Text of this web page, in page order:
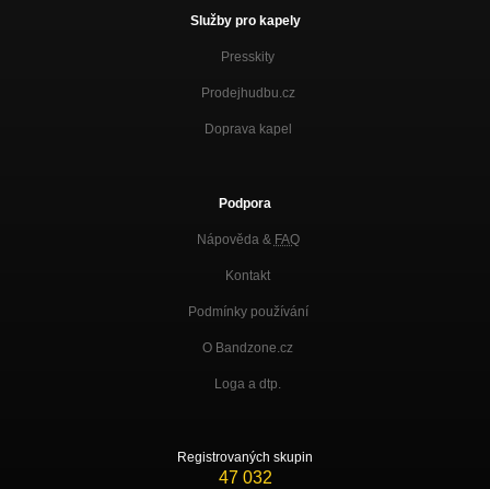
Služby pro kapely
Presskity
Prodejhudbu.cz
Doprava kapel
Podpora
Nápověda & FAQ
Kontakt
Podmínky používání
O Bandzone.cz
Loga a dtp.
Registrovaných skupin
47 032